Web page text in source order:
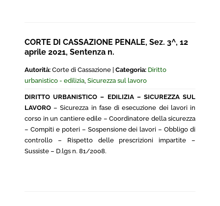
CORTE DI CASSAZIONE PENALE, Sez. 3^, 12
aprile 2021, Sentenza n.
Autorità: Corte di Cassazione | Categoria: Diritto
urbanistico - edilizia, Sicurezza sul lavoro
DIRITTO URBANISTICO – EDILIZIA – SICUREZZA SUL
LAVORO – Sicurezza in fase di esecuzione dei lavori in
corso in un cantiere edile – Coordinatore della sicurezza
– Compiti e poteri – Sospensione dei lavori – Obbligo di
controllo – Rispetto delle prescrizioni impartite –
Sussiste – D.lgs n. 81/2008.